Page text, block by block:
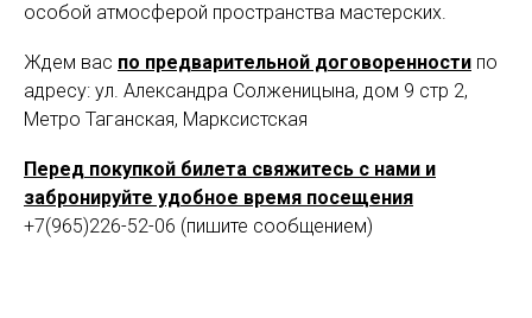
особой атмосферой пространства мастерских.
Ждем вас по предварительной договоренности по
адресу: ул. Александра Солженицына, дом 9 стр 2,
Метро Таганская, Марксистская
Перед покупкой билета свяжитесь с нами и
забронируйте удобное время посещения
+7(965)226-52-06 (пишите сообщением)